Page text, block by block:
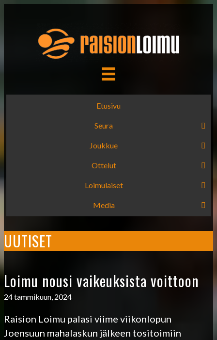
Etusivu
Seura
Joukkue
Ottelut
Loimulaiset
Media
UUTISET
Loimu nousi vaikeuksista voittoon
24 tammikuun, 2024
Raision Loimu palasi viime viikonlopun
Joensuun mahalaskun jälkeen tositoimiin